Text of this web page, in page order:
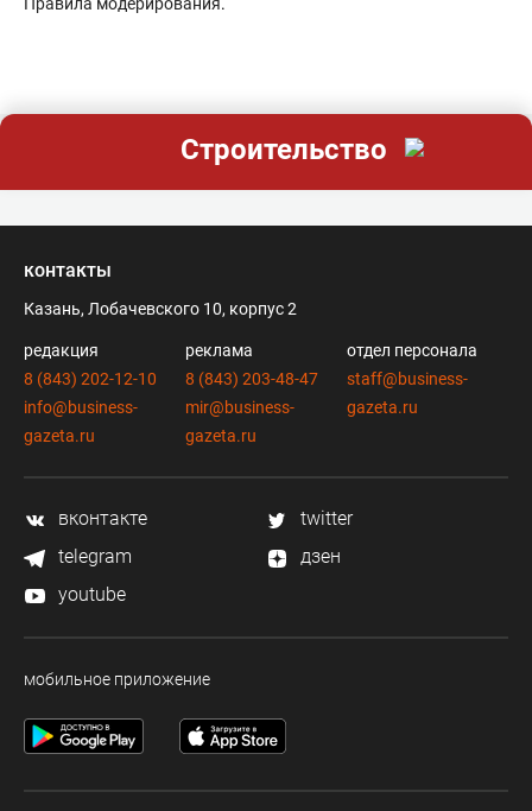
Правила модерирования.
Строительство
контакты
Казань, Лобачевского 10, корпус 2
редакция
8 (843) 202-12-10
info@business-
gazeta.ru
реклама
8 (843) 203-48-47
mir@business-
gazeta.ru
отдел персонала
staff@business-
gazeta.ru
вконтакте
twitter
telegram
дзен
youtube
мобильное приложение